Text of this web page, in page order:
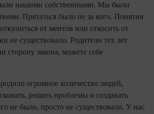
нашими собственными. Мы были
Прятаться было не за кого. Понятия
от ментов или откосить от
не существовало. Родители тех лет
сторону закона, можете себе
огромное количество людей,
решать проблемы и создавать
не было, просто не существовало. У нас